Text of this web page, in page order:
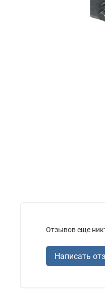
Отзывов еще
Написать